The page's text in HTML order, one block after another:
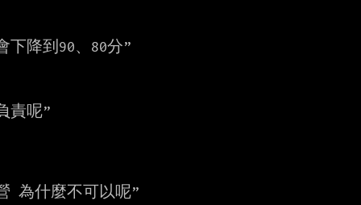
降到90、80分”
責呢”
為什麼不可以呢”